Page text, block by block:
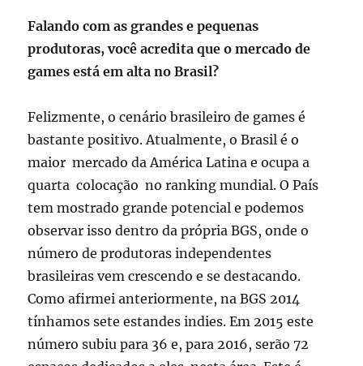
Falando com as grandes e pequenas
produtoras, você acredita que o mercado de
games está em alta no Brasil?
Felizmente, o cenário brasileiro de games é
bastante positivo. Atualmente, o Brasil é o
maior mercado da América Latina e ocupa a
quarta colocação no ranking mundial. O País
tem mostrado grande potencial e podemos
observar isso dentro da própria BGS, onde o
número de produtoras independentes
brasileiras vem crescendo e se destacando.
Como afirmei anteriormente, na BGS 2014
tínhamos sete estandes indies. Em 2015 este
número subiu para 36 e, para 2016, serão 72